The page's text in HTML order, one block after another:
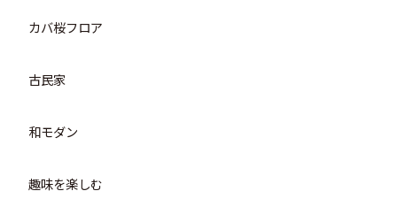
カバ桜フロア
古民家
和モダン
趣味を楽しむ